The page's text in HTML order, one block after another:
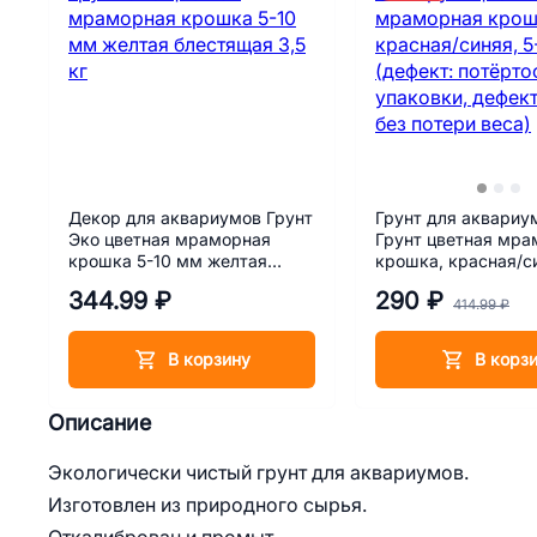
Описание
Экологически чистый грунт для аквариумов.
Изготовлен из природного сырья.
Декор для аквариумов Грунт
Эко цветная мраморная
крошка 5-10 мм желтая
344.99 ₽
В корзину
Грунт для
Грунт цветная
крошка, красная/
упаковки, дефект 4
290 ₽ 414.99 ₽
В